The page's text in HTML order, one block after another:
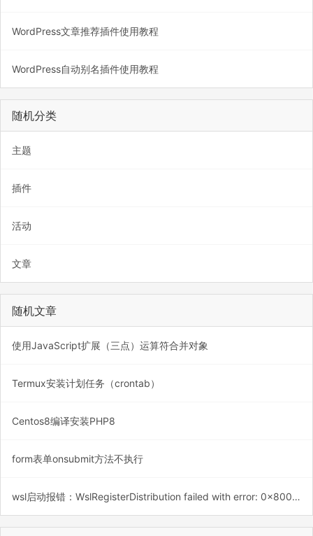
WordPress文章推荐插件使用教程
WordPress自动别名插件使用教程
随机分类
主题
插件
活动
文章
随机文章
使用JavaScript扩展（三点）运算符合并对象
Termux安装计划任务（crontab）
Centos8编译安装PHP8
form表单onsubmit方法不执行
wsl启动报错：WslRegisterDistribution failed with error: 0x800701bc